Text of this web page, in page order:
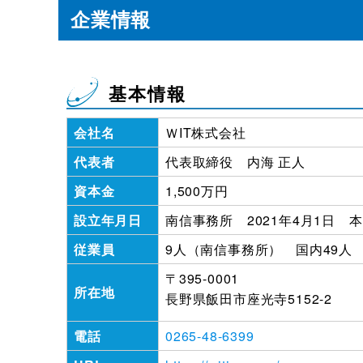
企業情報
基本情報
会社名
ＷIT株式会社
代表者
代表取締役 内海 正人
資本金
1,500万円
設立年月日
南信事務所 2021年4月1日
従業員
9人（南信事務所） 国内49人
所在地
〒395-0001
長野県飯田市座光寺5152-2
電話
0265-48-6399